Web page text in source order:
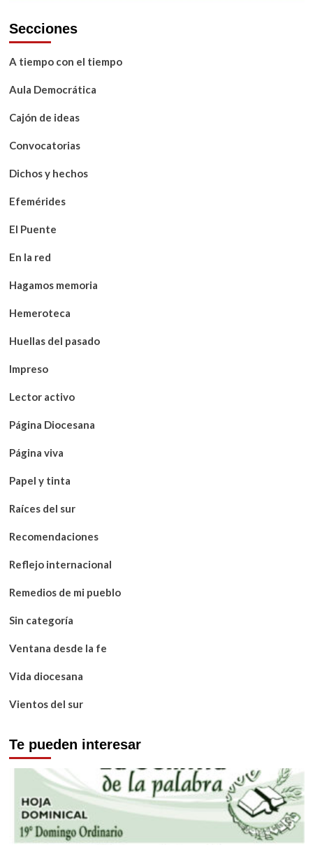
Secciones
A tiempo con el tiempo
Aula Democrática
Cajón de ideas
Convocatorias
Dichos y hechos
Efemérides
El Puente
En la red
Hagamos memoria
Hemeroteca
Huellas del pasado
Impreso
Lector activo
Página Diocesana
Página viva
Papel y tinta
Raíces del sur
Recomendaciones
Reflejo internacional
Remedios de mi pueblo
Sin categoría
Ventana desde la fe
Vida diocesana
Vientos del sur
Te pueden interesar